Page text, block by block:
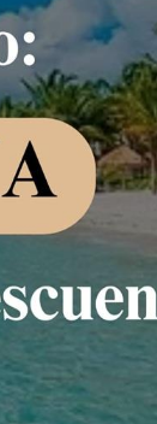
con canales vía